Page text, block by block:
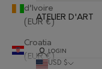
d’Ivoire
(EUR €)
Croatia
(EUR €)
ATELIER D'ART
LOGIN
USD $